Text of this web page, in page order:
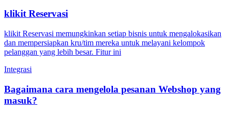
klikit Reservasi
klikit Reservasi memungkinkan setiap bisnis untuk mengalokasikan
dan mempersiapkan kru/tim mereka untuk melayani kelompok
pelanggan yang lebih besar. Fitur ini
Integrasi
Bagaimana cara mengelola pesanan Webshop yang
masuk?